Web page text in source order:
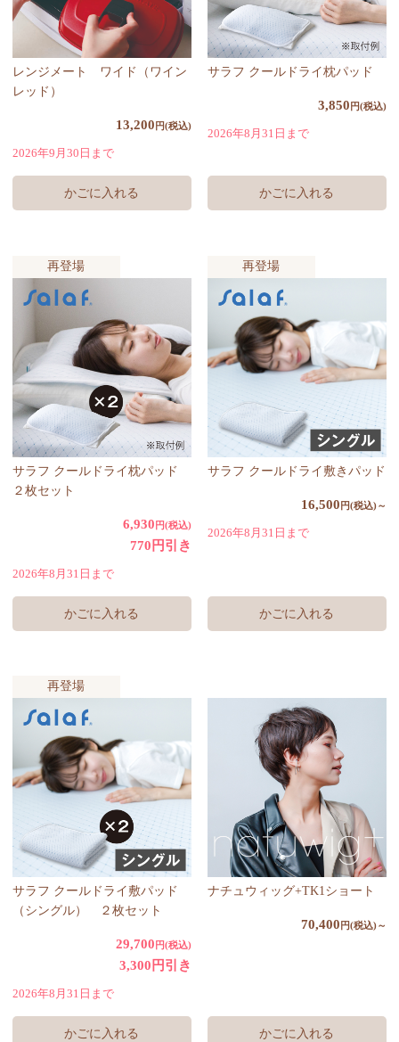
レンジメート ワイド（ワイン
レッド）
13,200 円(税込)
2026年9月30日まで
サラフ クールドライ枕パッド
3,850 円(税込)
2026年8月31日まで
再登場
サラフ クールドライ枕パッド
２枚セット
6,930 円(税込)
770円引き
2026年8月31日まで
再登場
サラフ クールドライ敷きパッド
16,500 円(税込)～
2026年8月31日まで
かごに入れる
再登場
サラフ クールドライ敷パッド
（シングル） ２枚セット
29,700 円(税込)
3,300円引き
2026年8月31日まで
ナチュウィッグ+TK1ショート
70,400 円(税込)～
かごに入れる